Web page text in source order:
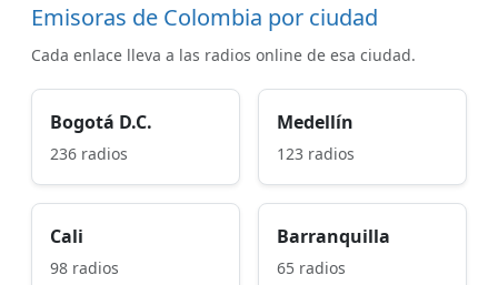
Emisoras de Colombia por ciudad
Cada enlace lleva a las radios online de esa ciudad.
Bogotá D.C.
236 radios
Medellín
123 radios
Cali
98 radios
Barranquilla
65 radios